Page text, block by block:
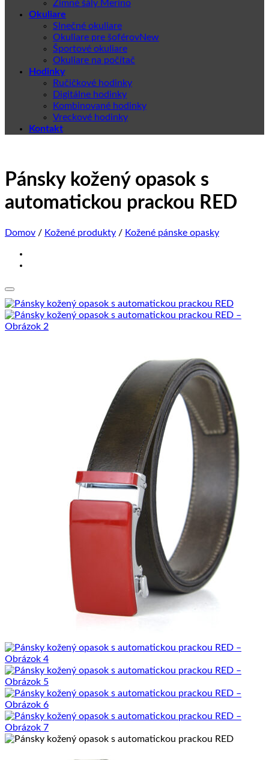
Zimné šály Merino
Okuliare
Slnečné okuliare
Okuliare pre šoférov
Športové okuliare
Okuliare na počítač
Hodinky
Ručičkové hodinky
Digitálne hodinky
Kombinované hodinky
Vreckové hodinky
Kontakt
Pánsky kožený opasok s
automatickou prackou RED
Domov / Kožené produkty / Kožené pánske opasky